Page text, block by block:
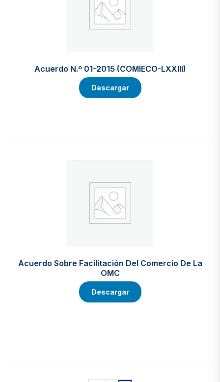
Acuerdo N.º 01-2015 (COMIECO-LXXIII)
Descargar
Acuerdo Sobre Facilitación Del Comercio De La
OMC
Descargar